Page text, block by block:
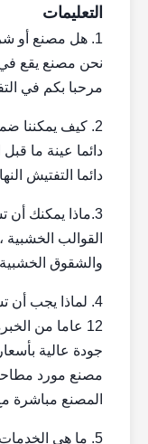
التعليمات
1. هل مصنع أو شركة تجارية؟
نحن مصنع يقع في
مرحبا بكم في
2. كيف يمكننا ضمان الجودة؟
دائما عينة ما قبل
دائما التفتيش
3.ماذا يمكنك أن تشتري منا؟
القوالب
والشقوق الخشبية
4. لماذا يجب أن تشتري منا وليس من موردين آخرين؟
12 عاما من الخبرة في الإنتاج ؛ وقت التسليم السريع ؛
جودة عالية
مصنع مورد
المصنع مباشرة
5. ما هي الخدمات التي يمكننا تقديمها؟